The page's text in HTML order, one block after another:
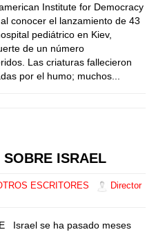
Institute for Democracy
conocer el lanzamiento de 43
pediátrico en Kiev,
de un número
Las criaturas fallecieron
por el humo; muchos...
ISRAEL
ESCRITORES
Director
Israel se ha pasado meses